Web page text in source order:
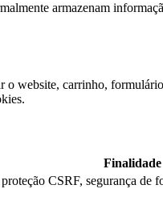
armazenam
website, carrinho,
Finalidade
CSRF, segurança de